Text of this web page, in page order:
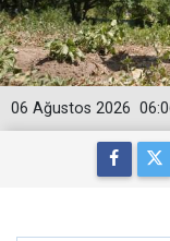
06 Ağustos 2026